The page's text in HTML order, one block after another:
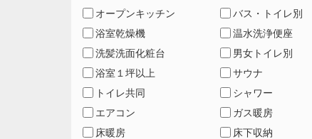
オープンキッチン
バス・トイレ別
浴室乾燥機
温水洗浄便座
洗髪洗面化粧台
男女トイレ別
浴室１坪以上
サウナ
トイレ共同
シャワー
エアコン
ガス暖房
床暖房
床下収納